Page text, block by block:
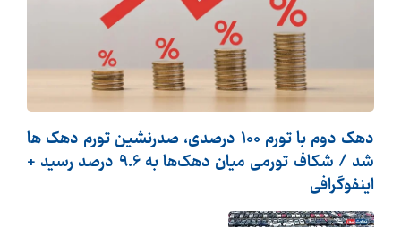
دهک دوم با تورم 100 درصدی، صدرنشین تورم دهک ها
شد / شکاف تورمی میان دهک‌ها به 9.6 درصد رسید +
اینفوگرافی